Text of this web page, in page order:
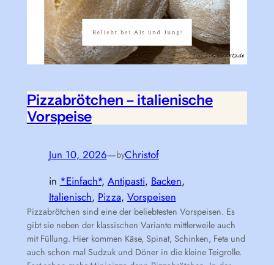
Pizzabrötchen – italienische
Vorspeise
Jun 10, 2026—byChristof
in *Einfach*, Antipasti, Backen
Italienisch, Pizza, Vorspeisen
Pizzabrötchen sind eine der beliebtesten Vorspeisen. Es
gibt sie neben der klassischen Variante mittlerweile auch
mit Füllung. Hier kommen Käse, Spinat, Schinken, Feta und
auch schon mal Sudzuk und Döner in die kleine Teigrolle.